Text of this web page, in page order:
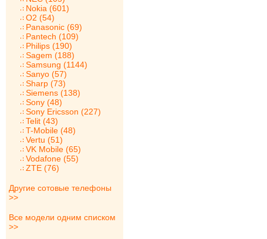
Nokia (601)
O2 (54)
Panasonic (69)
Pantech (109)
Philips (190)
Sagem (188)
Samsung (1144)
Sanyo (57)
Sharp (73)
Siemens (138)
Sony (48)
Sony Ericsson (227)
Telit (43)
T-Mobile (48)
Vertu (51)
VK Mobile (65)
Vodafone (55)
ZTE (76)
Другие сотовые телефоны
>>
Все модели одним списком
>>